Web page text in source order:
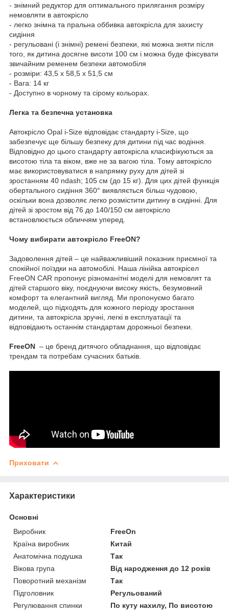
- знімний редуктор для оптимального прилягання розміру
немовляти в автокрісло
- легко знімна та пральна оббивка автокрісла для захисту
сидіння
- регульовані (і знімні) ремені безпеки, які можна зняти після
того, як дитина досягне висоти 100 см і можна буде фіксувати
звичайним ременем безпеки автомобіля
- розміри: 43,5 x 58,5 x 51,5 см
- Вага: 14 кг
- Доступно в чорному та сірому кольорах.
Легка та безпечна установка
Автокрісло Opal i-Size відповідає стандарту i-Size, що
забезпечує ще більшу безпеку для дитини під час водіння.
Відповідно до цього стандарту автокрісла класифікуються за
висотою тіла та віком, вже не за вагою тіла. Тому автокрісло
має використовуватися в напрямку руху для дітей зі
зростанням 40 ndash; 105 см (до 15 кг). Для цих дітей функція
обертального сидіння 360° виявляється більш чудовою,
оскільки вона дозволяє легко розмістити дитину в сидінні. Для
дітей зі зростом від 76 до 140/150 см автокрісло
встановлюється обличчям уперед.
Чому вибирати автокрісло FreeON?
Задоволення дітей – це найважливіший показник приємної та
спокійної поїздки на автомобілі. Наша лінійка автокрісел
FreeON CAR пропонує різноманітні моделі для немовлят та
дітей старшого віку, поєднуючи високу якість, безумовний
комфорт та елегантний вигляд. Ми пропонуємо багато
моделей, що підходять для кожного періоду зростання
дитини, та автокрісла зручні, легкі в експлуатації та
відповідають останнім стандартам дорожньої безпеки.
FreeON – це бренд дитячого обладнання, що відповідає
трендам та потребам сучасних батьків.
Приховати
Характеристики
Основні
Виробник
FreeOn
Країна виробник
Китай
Анатомічна подушка
Так
Вікова група
Від народження до 12 років
Поворотний механізм
Так
Підголовник
Регульований
Регулювання спинки
По куту нахилу, По висотою